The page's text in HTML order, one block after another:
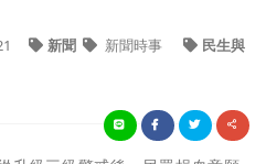
新聞 新聞時事 民生與